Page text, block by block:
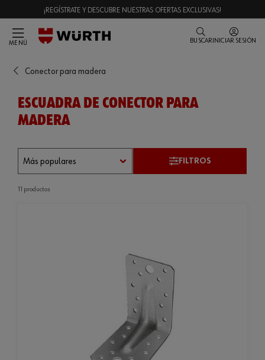
¡REGÍSTRATE Y DESCUBRE NUESTRAS OFERTAS EXCLUSIVAS!
MENÚ BUSCAR INICIAR SESIÓN
Conector para madera
ESCUADRA DE CONECTOR PARA
MADERA
FILTROS
11 productos